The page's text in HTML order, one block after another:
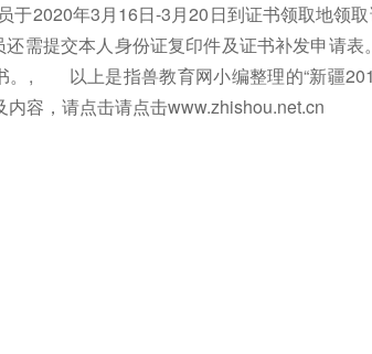
年3月16日-3月20日到证书领取地领取
还需提交本人身份证复印件及证书补发申
。, 以上是指兽教育网小编整理的“新疆
容，请点击请点击www.zhishou.net.cn